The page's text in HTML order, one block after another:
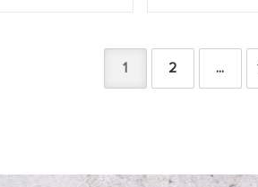
1 2 ...